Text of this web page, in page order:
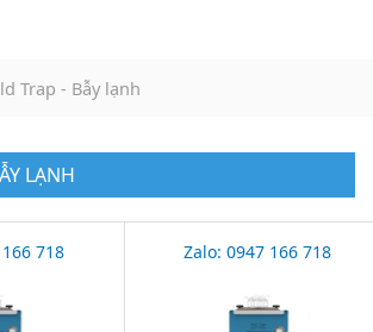
Trap - Bẫy lạnh
LẠNH
718 Zalo: 0947 166 718